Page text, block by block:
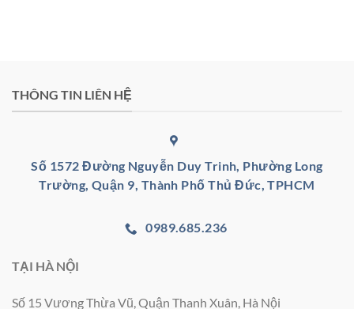
THÔNG TIN LIÊN HỆ
Số 1572 Đường Nguyễn Duy Trinh, Phường Long
Trường, Quận 9, Thành Phố Thủ Đức, TPHCM
0989.685.236
TẠI HÀ NỘI
Số 15 Vương Thừa Vũ, Quận Thanh Xuân, Hà Nội